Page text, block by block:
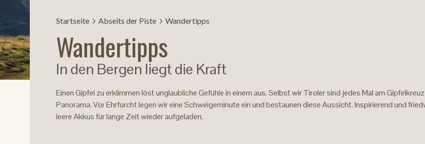
Startseite Abseits der Piste Wandertipps
Wandertipps
In den Bergen liegt die Kraft
Einen Gipfel zu erklimmen löst unglaubliche Gefühle in einem aus. Selbst wir Tiroler sind jedes Mal am
Panorama. Vor Ehrfurcht legen wir eine Schweigeminute ein und bestaunen diese Aussicht. Inspirierend und
leere Akkus für lange Zeit wieder aufgeladen.